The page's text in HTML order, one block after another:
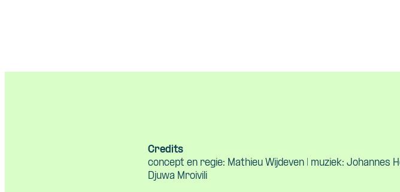
Credits
concept en regie: Mathieu Wijdeven | muziek: Johannes
Djuwa Mroivili